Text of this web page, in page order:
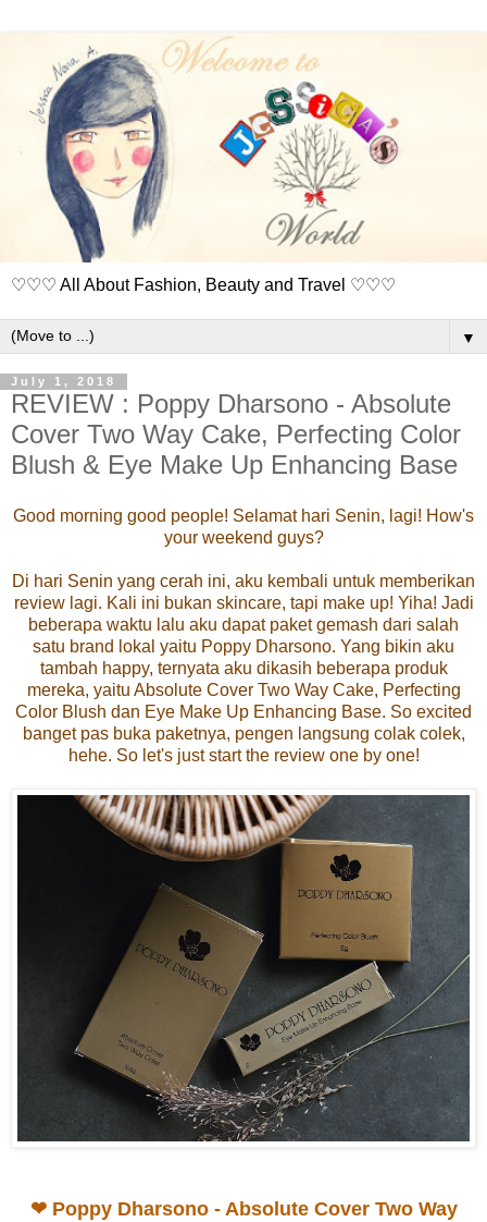
♡♡♡ All About Fashion, Beauty and Travel ♡♡♡
▼
July 1, 2018
REVIEW : Poppy Dharsono - Absolute
Cover Two Way Cake, Perfecting Color
Blush & Eye Make Up Enhancing Base
Good morning good people! Selamat hari Senin, lagi! How's
your weekend guys?
Di hari Senin yang cerah ini, aku kembali untuk memberikan
review lagi. Kali ini bukan skincare, tapi make up! Yiha! Jadi
beberapa waktu lalu aku dapat paket gemash dari salah
satu brand lokal yaitu Poppy Dharsono. Yang bikin aku
tambah happy, ternyata aku dikasih beberapa produk
mereka, yaitu Absolute Cover Two Way Cake, Perfecting
Color Blush dan Eye Make Up Enhancing Base. So excited
banget pas buka paketnya, pengen langsung colak colek,
hehe. So let's just start the review one by one!
❤ Poppy Dharsono - Absolute Cover Two Way